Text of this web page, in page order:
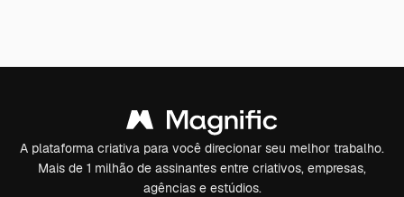
A plataforma criativa para você direcionar seu melhor trabalho.
Mais de 1 milhão de assinantes entre criativos, empresas,
agências e estúdios.